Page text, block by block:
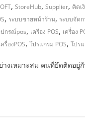
, StoreHub, Supplier, คิดเ
, ระบบขายหน้าร้าน, ระบบจัดก
กรณ์pos, เครื่อง POS, เครื่อง
รื่องPOS, โปรแกรม POS, โปร
งเหมาะสม คนที่ยึดติดอยู่